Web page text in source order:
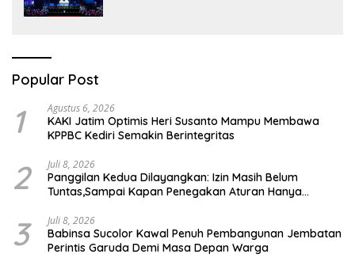
Popular Post
1 Agustus 6, 2026
KAKI Jatim Optimis Heri Susanto Mampu Membawa
KPPBC Kediri Semakin Berintegritas
2 Juli 8, 2026
Panggilan Kedua Dilayangkan: Izin Masih Belum
Tuntas,Sampai Kapan Penegakan Aturan Hanya
3 Juli 8, 2026
Babinsa Sucolor Kawal Penuh Pembangunan Jembatan
Perintis Garuda Demi Masa Depan Warga